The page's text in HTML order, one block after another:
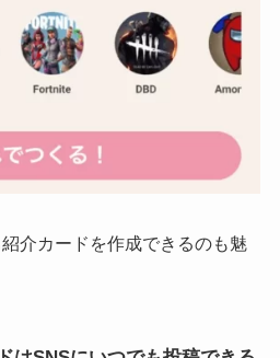
介カードを作成できるのも魅